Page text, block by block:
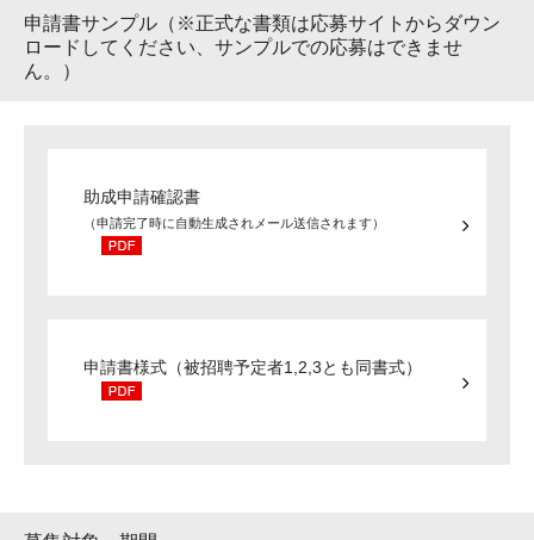
申請書サンプル（※正式な書類は応募サイトからダウン
ロードしてください、サンプルでの応募はできませ
ん。）
助成申請確認書
（申請完了時に自動生成されメール送信されます）
申請書様式（被招聘予定者1,2,3とも同書式）